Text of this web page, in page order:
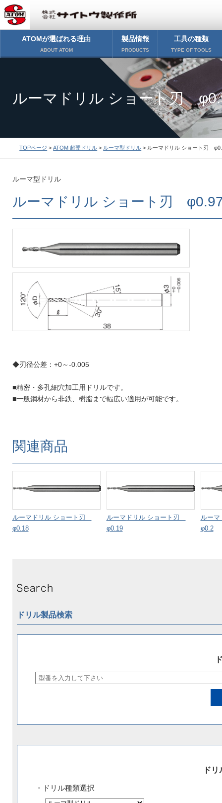
ATOMが選ばれる理由
ABOUT ATOM
製品情報
PRODUCTS
工具の種類
TYPE OF TOOLS
ルーマドリル ショート刃
TOPページ >ATOM 超硬ドリル > ルーマ型ドリル > ルーマドリル ショート刃
ルーマ型ドリル
ルーマドリル ショート刃
◆刃径公差：+0～-0.005
■精密・多孔細穴加工用ドリルです。
■一般鋼材から非鉄、樹脂まで幅広い適用が可能です。
関連商品
ルーマドリル ショート刃
φ0.18
ルーマドリル ショート刃
φ0.19
ルー
φ0.2
ドリル製品検索
ド
・ドリル種類選択